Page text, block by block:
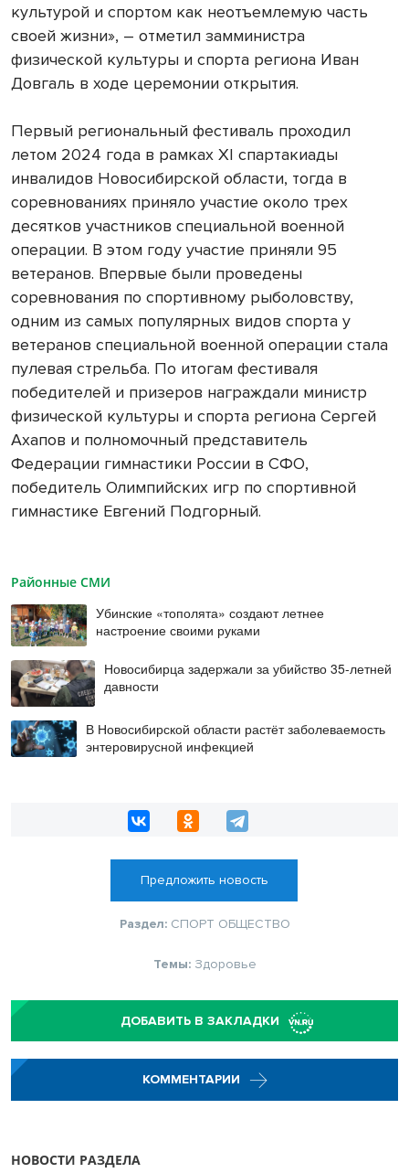
культурой и спортом как неотъемлемую часть
своей жизни», – отметил замминистра
физической культуры и спорта региона Иван
Довгаль в ходе церемонии открытия.
Первый региональный фестиваль проходил
летом 2024 года в рамках ХI спартакиады
инвалидов Новосибирской области, тогда в
соревнованиях приняло участие около трех
десятков участников специальной военной
операции. В этом году участие приняли 95
ветеранов. Впервые были проведены
соревнования по спортивному рыболовству,
одним из самых популярных видов спорта у
ветеранов специальной военной операции стала
пулевая стрельба. По итогам фестиваля
победителей и призеров награждали министр
физической культуры и спорта региона Сергей
Ахапов и полномочный представитель
Федерации гимнастики России в СФО,
победитель Олимпийских игр по спортивной
гимнастике Евгений Подгорный.
Районные СМИ
Убинские «тополята» создают летнее
настроение своими руками
Новосибирца задержали за убийство 35-летней
давности
В Новосибирской области растёт заболеваемость
энтеровирусной инфекцией
Предложить новость
Раздел: СПОРТ ОБЩЕСТВО
Темы: Здоровье
ДОБАВИТЬ В ЗАКЛАДКИ
КОММЕНТАРИИ
НОВОСТИ РАЗДЕЛА